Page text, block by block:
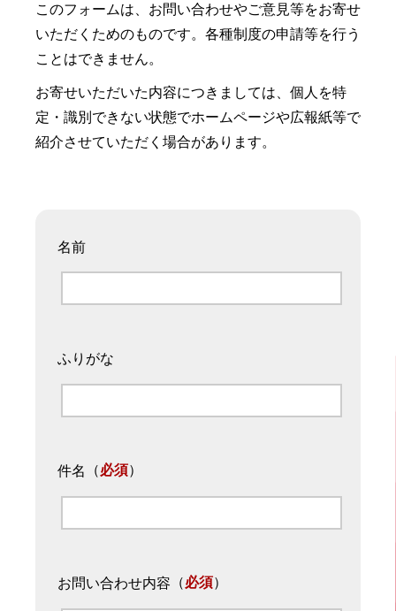
このフォームは、お問い合わせやご意見等をお寄せ
いただくためのものです。各種制度の申請等を行う
ことはできません。
お寄せいただいた内容につきましては、個人を特
定・識別できない状態でホームページや広報紙等で
紹介させていただく場合があります。
名前
ふりがな
件名 （必須）
お問い合わせ内容 （必須）